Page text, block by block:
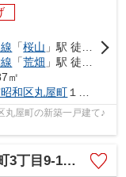
「桜山 」駅 徒歩12分
「荒畑 」駅 徒歩13分
㎡
和区丸屋町 １丁目2-10
屋町の新築一戸建て♪
】新築一戸建て 1号棟